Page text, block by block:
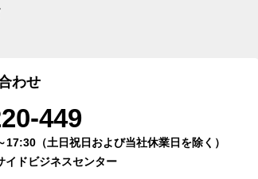
わせ
449
17:30（土日祝日および当社休業日を除く）
イドビジネスセンター